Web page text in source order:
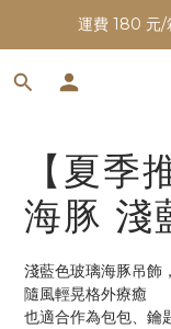
運費 180 元/
【夏季
海豚 淺
淺藍色玻璃海豚吊飾
隨風輕晃格外療癒
也適合作為包包、鑰